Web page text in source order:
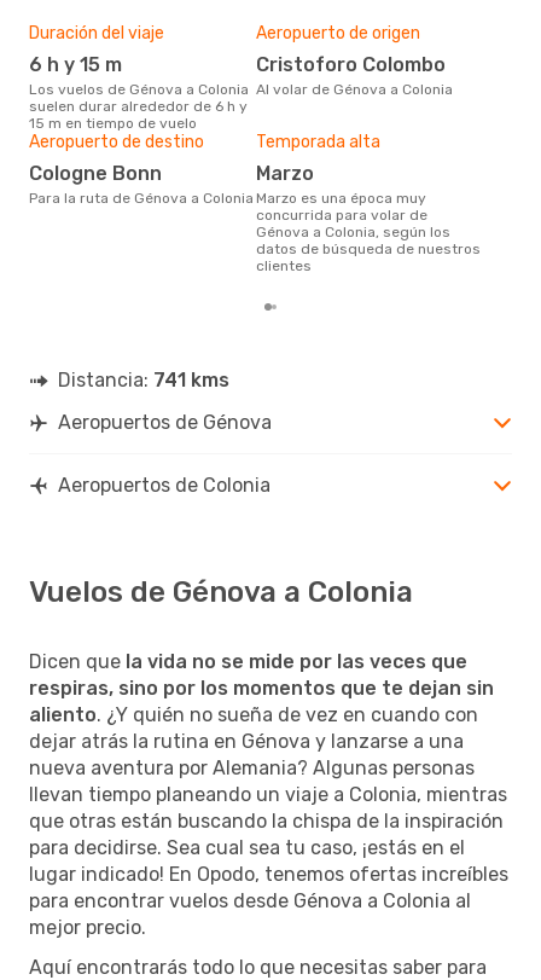
Duración del viaje
6 h y 15 m
Los vuelos de Génova a Colonia
suelen durar alrededor de 6 h y
15 m en tiempo de vuelo
Aeropuerto de origen
Cristoforo Colombo
Al volar de Génova a Colonia
Aeropuerto de destino
Cologne Bonn
Para la ruta de Génova a Colonia
Temporada alta
marzo
marzo es una época muy
concurrida para volar de
Génova a Colonia, según los
datos de búsqueda de nuestros
clientes
Distancia: 741 kms
Aeropuertos de Génova
Aeropuertos de Colonia
Vuelos de Génova a Colonia
Dicen que la vida no se mide por las veces que
respiras, sino por los momentos que te dejan sin
aliento. ¿Y quién no sueña de vez en cuando con
dejar atrás la rutina en Génova y lanzarse a una
nueva aventura por Alemania? Algunas personas
llevan tiempo planeando un viaje a Colonia, mientras
que otras están buscando la chispa de la inspiración
para decidirse. Sea cual sea tu caso, ¡estás en el
lugar indicado! En Opodo, tenemos ofertas increíbles
para encontrar vuelos desde Génova a Colonia al
mejor precio.
Aquí encontrarás todo lo que necesitas saber para